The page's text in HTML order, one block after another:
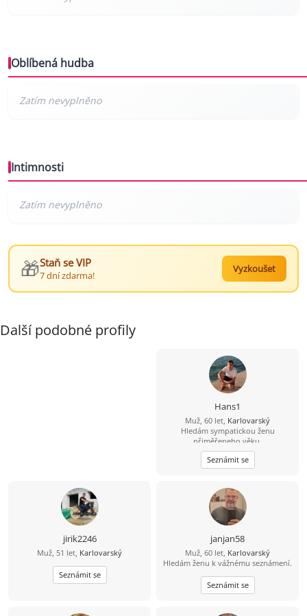
Oblíbená hudba
Intimnosti
🎁Staň se VIP
7 dní zdarma!
Vyzkoušet
Další podobné profily
Hans1
Muž, 60 let, Karlovarský
Hledám sympatickou ženu
přiměřeneho věku.
Seznámit se
jirik2246
Muž, 51 let, Karlovarský
Seznámit se
janjan58
Muž, 60 let, Karlovarský
Hledám ženu k vážnému seznámení.
Seznámit se